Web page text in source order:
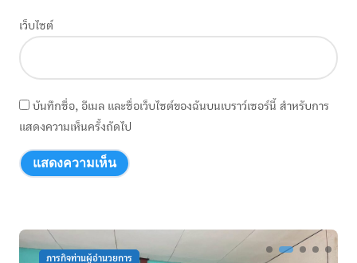
เว็บไซต์
บันทึกชื่อ, อีเมล และชื่อเว็บไซต์ของฉันบนเบราว์เซอร์นี้ สำหรับการ
แสดงความเห็นครั้งถัดไป
กิจกรรมพัฒนาครู กิจกรรมพัฒนานักเรียน